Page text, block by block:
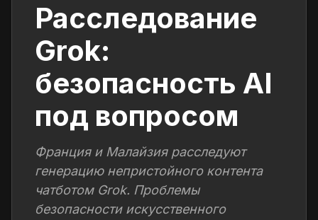
Расследование
Grok:
безопасность AI
под вопросом
Франция и Малайзия расследуют
генерацию непристойного контента
чатботом Grok. Проблемы
безопасности искусственного